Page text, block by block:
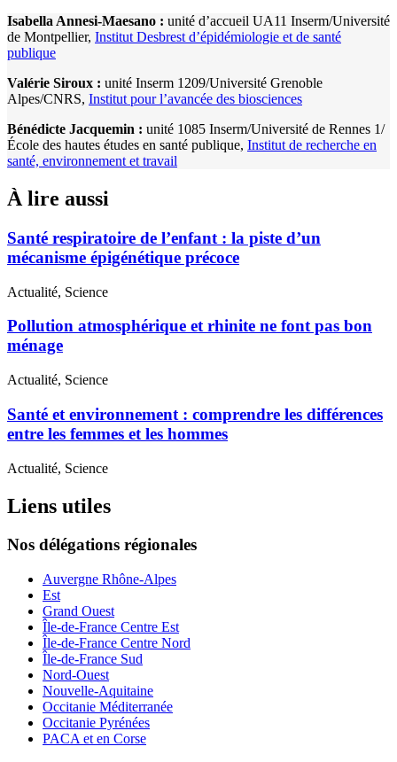
Isabella Annesi-Maesano : unité d’accueil UA11 Inserm/Université
de Montpellier, Institut Desbrest d’épidémiologie et de santé
publique
Valérie Siroux : unité Inserm 1209/Université Grenoble
Alpes/CNRS, Institut pour l’avancée des biosciences
Bénédicte Jacquemin : unité 1085 Inserm/Université de Rennes 1/
École des hautes études en santé publique, Institut de recherche en
santé, environnement et travail
À lire aussi
Santé respiratoire de l’enfant : la piste d’un
mécanisme épigénétique précoce
Actualité, Science
Pollution atmosphérique et rhinite ne font pas bon
ménage
Actualité, Science
Santé et environnement : comprendre les différences
entre les femmes et les hommes
Actualité, Science
Liens utiles
Nos délégations régionales
Auvergne Rhône-Alpes
Est
Grand Ouest
Île-de-France Centre Est
Île-de-France Centre Nord
Île-de-France Sud
Nord-Ouest
Nouvelle-Aquitaine
Occitanie Méditerranée
Occitanie Pyrénées
PACA et en Corse